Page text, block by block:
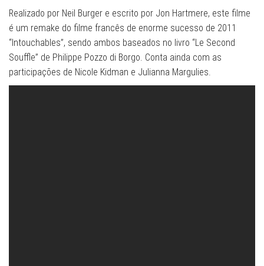
Realizado por Neil Burger e escrito por Jon Hartmere, este filme
é um remake do filme francês de enorme sucesso de 2011
“Intouchables”, sendo ambos baseados no livro “Le Second
Souffle” de Philippe Pozzo di Borgo. Conta ainda com as
participações de Nicole Kidman e Julianna Margulies.